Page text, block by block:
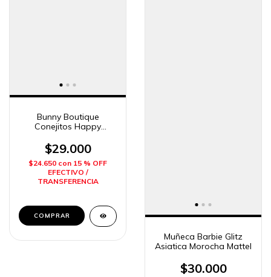
Bunny Boutique
Conejitos Happy
$29.000
$24.650 con 15 % OFF
EFECTIVO /
TRANSFERENCIA
Muñeca Barbie Glitz
Asiatica Morocha Mattel
$30.000